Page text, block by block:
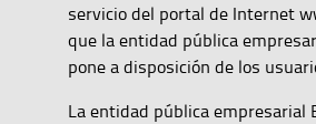
servicio del portal de Internet
que la entidad pública
pone a disposición de los
La entidad pública empresarial